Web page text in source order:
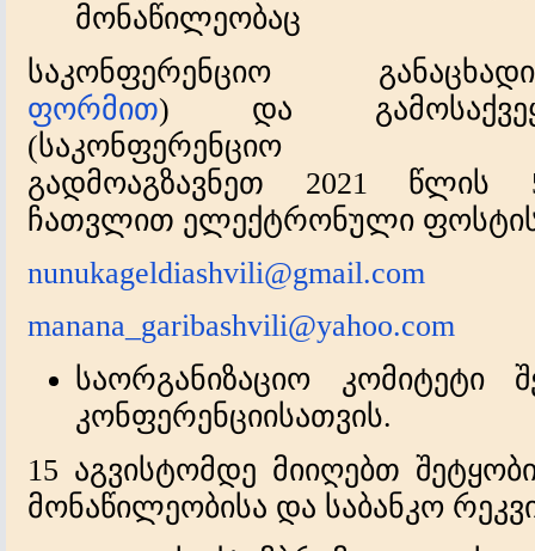
მონაწილეობაც
საკონფერენციო
ფორმით) და
(საკონფერენციო
გადმოაგზავნეთ 2021 წლის
ჩათვლით ელექტრონული ფოსტის
nunukageldiashvili@gmail.com
manana_garibashvili@yahoo.com
საორგანიზაციო კომიტეტი
კონფერენციისათვის.
15 აგვისტომდე მიიღებთ
მონაწილეობისა და საბანკო